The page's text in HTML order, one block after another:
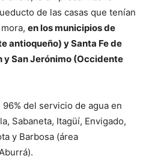
de las casas que tenían
en los municipios de
antioqueño) y Santa Fe de
y San Jerónimo (Occidente
del servicio de agua en
Sabaneta, Itagüí, Envigado,
y Barbosa (área